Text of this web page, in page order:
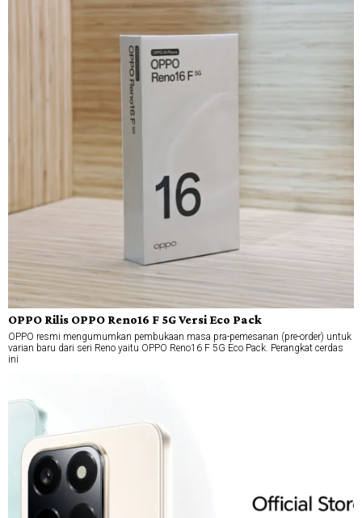
OPPO Rilis OPPO Reno16 F 5G Versi Eco Pack
OPPO resmi mengumumkan pembukaan masa pra-pemesanan (pre-order) untuk
varian baru dari seri Reno yaitu OPPO Reno16 F 5G Eco Pack. Perangkat cerdas
ini